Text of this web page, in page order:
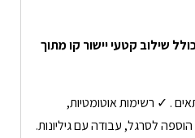
שילוב קטעי יישור קו מתוך
. ✓ רשימות אוטומטיות,
✓ הוספה לסרגל, עבודה עם גיליונות.